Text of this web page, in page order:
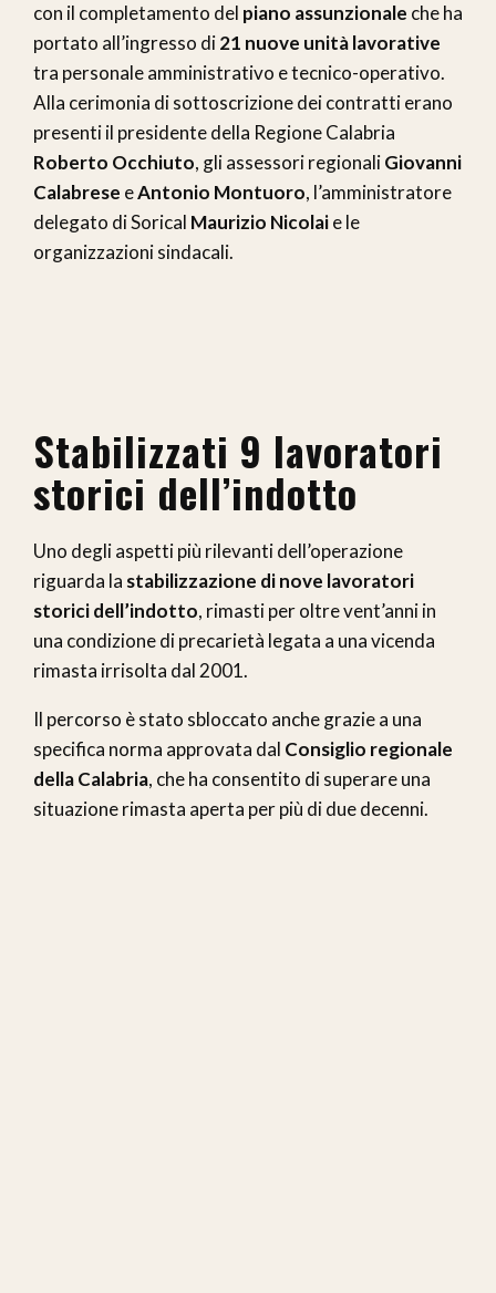
con il completamento del piano assunzionale che ha
portato all’ingresso di21 nuove unità lavorative
tra personale amministrativo e tecnico-operativo.
Alla cerimonia di sottoscrizione dei contratti erano
presenti il presidente della Regione Calabria
Roberto Occhiuto, gli assessori regionaliGiovanni
Calabrese eAntonio Montuoro, l’amministratore
delegato di Sorical Maurizio Nicolaie le
organizzazioni sindacali.
Stabilizzati 9 lavoratori
storici dell’indotto
Uno degli aspetti più rilevanti dell’operazione
riguarda la stabilizzazione di nove lavoratori
storici dell’indotto, rimasti per oltre vent’anni in
una condizione di precarietà legata a una vicenda
rimasta irrisolta dal 2001.
Il percorso è stato sbloccato anche grazie a una
specifica norma approvata dal Consiglio regionale
della Calabria, che ha consentito di superare una
situazione rimasta aperta per più di due decenni.